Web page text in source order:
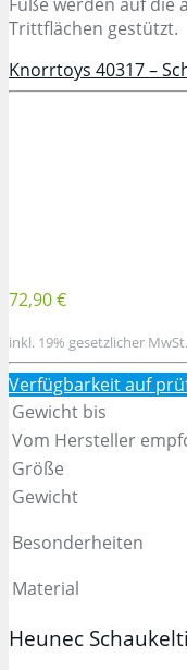
Trittflächen gestützt.
Knorrtoys 40317 –
72,90 €
inkl. 19% gesetzlicher MwSt.
Verfügbarkeit auf
Gewicht bis
Vom Hersteller
Größe
Gewicht
Besonderheiten
Material
Heunec